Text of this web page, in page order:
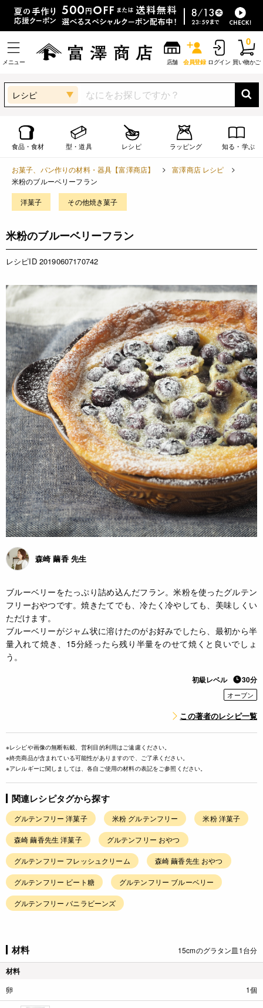
メニュー 店舗 会員登録 ログイン 買い物かご
0
レシピ
食品・食材 型・道具 レシピ ラッピング 知る・学ぶ
お菓子、パン作りの材料・器具【富澤商店】
富澤商店 レシピ
米粉のブルーベリーフラン
洋菓子 その他焼き菓子
米粉のブルーベリーフラン
レシピID 20190607170742
森崎 繭香 先生
ブルーベリーをたっぷり詰め込んだフラン。米粉を使ったグルテン
フリーおやつです。焼きたてでも、冷たく冷やしても、美味しくい
ただけます。
ブルーベリーがジャム状に溶けたのがお好みでしたら、最初から半
量入れて焼き、15分経ったら残り半量をのせて焼くと良いでしょ
う。
初級レベル 30分
オーブン
この著者のレシピ一覧
※レシピや画像の無断転載、営利目的利用はご遠慮ください。
※終売商品が含まれている可能性がありますので、ご了承ください。
※アレルギーに関しましては、各自ご使用の材料の表記をご参照ください。
関連レシピタグから探す
グルテンフリー 洋菓子 米粉 グルテンフリー 米粉 洋菓子
森崎 繭香先生 洋菓子 グルテンフリー おやつ
グルテンフリー フレッシュクリーム 森崎 繭香先生 おやつ
グルテンフリー ビート糖 グルテンフリー ブルーベリー
グルテンフリー バニラビーンズ
材料 15cmのグラタン皿1台分
材料
卵 1個